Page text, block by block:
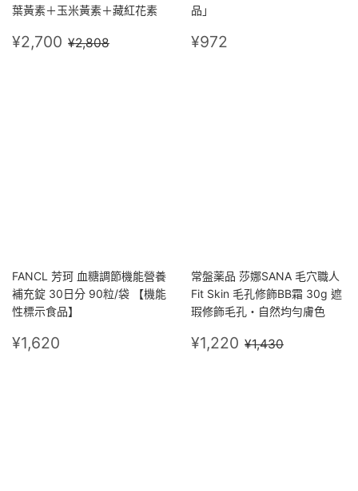
葉黃素＋玉米黃素＋藏紅花素
售
¥2,700 ¥2,700
定價
¥2,808
品」
定
¥972
FANCL 芳珂 血糖調節機能營養
補充錠 30日分 90粒/袋 【機能
性標示食品】
定
價
¥1,620
常盤薬品 莎娜SANA 毛穴職人
Fit Skin 毛孔修飾BB霜 30g 遮
瑕修飾毛孔・自然均勻膚色
售
價
¥1,220 ¥1,220
定價
¥1,430